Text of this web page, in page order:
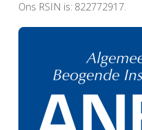
Ons RSIN is: 822772917.